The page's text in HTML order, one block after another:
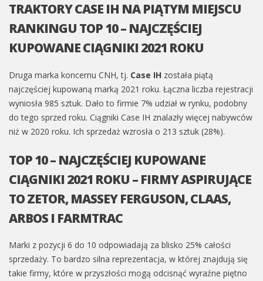
TRAKTORY CASE IH NA PIĄTYM MIEJSCU
RANKINGU TOP 10 – NAJCZĘŚCIEJ
KUPOWANE CIĄGNIKI 2021 ROKU
Druga marka koncernu CNH, tj. Case IH została piątą
najczęściej kupowaną marką 2021 roku. Łączna liczba rejestracji
wyniosła 985 sztuk. Dało to firmie 7% udział w rynku, podobny
do tego sprzed roku. Ciągniki Case IH znalazły więcej nabywców
niż w 2020 roku. Ich sprzedaż wzrosła o 213 sztuk (28%).
TOP 10 – NAJCZĘŚCIEJ KUPOWANE
CIĄGNIKI 2021 ROKU – FIRMY ASPIRUJĄCE
TO ZETOR, MASSEY FERGUSON, CLAAS,
ARBOS I FARMTRAC
Marki z pozycji 6 do 10 odpowiadają za blisko 25% całości
sprzedaży. To bardzo silna reprezentacja, w której znajdują się
takie firmy, które w przyszłości mogą odcisnąć wyraźne piętno